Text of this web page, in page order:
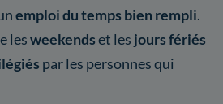
emploi du temps bien rempli.
lesweekendset les jours fériés
par les personnes qui